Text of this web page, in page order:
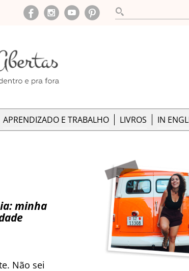
APRENDIZADO E TRABALHO LIVROS IN
minha
Não sei